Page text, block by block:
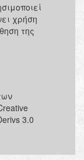
χρήση
της
3.0